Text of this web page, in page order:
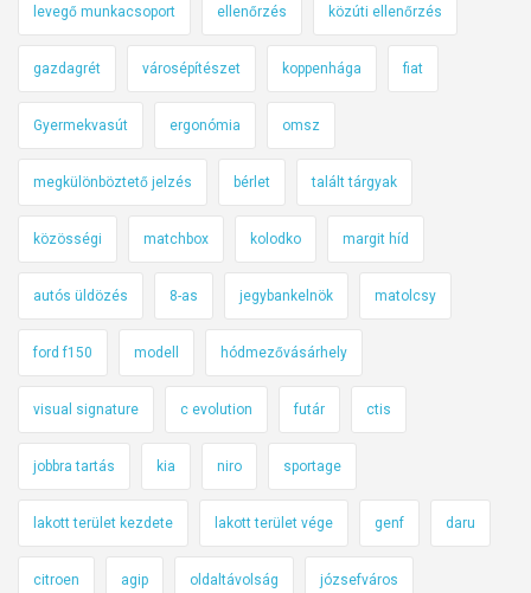
s
levegő munkacsoport ellenőrzés közúti ellenőrzés
gazdagrét városépítészet koppenhága fiat
Gyermekvasút ergonómia omsz
megkülönböztető jelzés bérlet talált tárgyak
közösségi matchbox kolodko margit híd
autós üldözés 8-as jegybankelnök matolcsy
ford f150 modell hódmezővásárhely
visual signature c evolution futár ctis
jobbra tartás kia niro sportage
lakott terület kezdete lakott terület vége genf daru
citroen agip oldaltávolság józsefváros